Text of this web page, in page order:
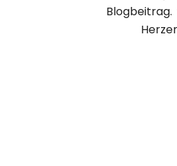
Blogbeitrag.